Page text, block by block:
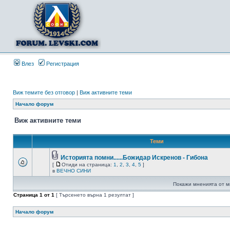
Влез Регистрация
Виж темите без отговор | Виж активните теми
Начало форум
Виж активните теми
Теми
Историята помни......Божидар Искренов - Гибона
[ Отиди на страница: 1 2 3 4 5 ]
в ВЕЧНО СИНИ
Покажи мненията от
Страница 1 от 1 [ Търсенето върна 1 резултат ]
Начало форум